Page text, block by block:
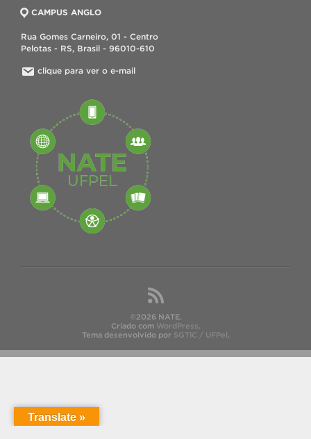
CAMPUS ANGLO
Rua Gomes Carneiro, 01 - Centro
Pelotas - RS, Brasil - 96010-610
clique para ver o e-mail
©2026 NATE.
Criado com WordPress.
Tema desenvolvido por SGTIC / UFPel.
Translate »